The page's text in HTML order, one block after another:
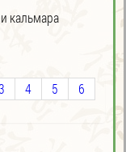
кальмара
4 5
6